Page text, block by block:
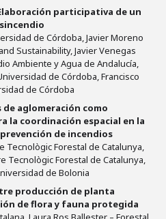
participativa de un
de Córdoba, Javier Moreno
Sustainability, Javier Venegas
Ambiente y Agua de Andalucía,
de Córdoba, Francisco
de Córdoba
aglomeración como
la coordinación espacial en la
de incendios
Tecnològic Forestal de Catalunya,
Tecnològic Forestal de Catalunya,
de Bolonia
producción de planta
de flora y fauna protegida